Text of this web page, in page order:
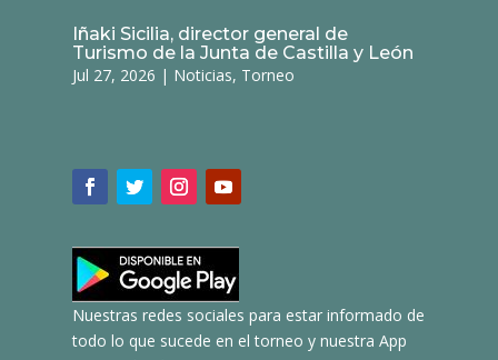
Iñaki Sicilia, director general de
Turismo de la Junta de Castilla y León
Jul 27, 2026 | Noticias, Torneo
Nuestras redes sociales para estar informado de
todo lo que sucede en el torneo y nuestra App